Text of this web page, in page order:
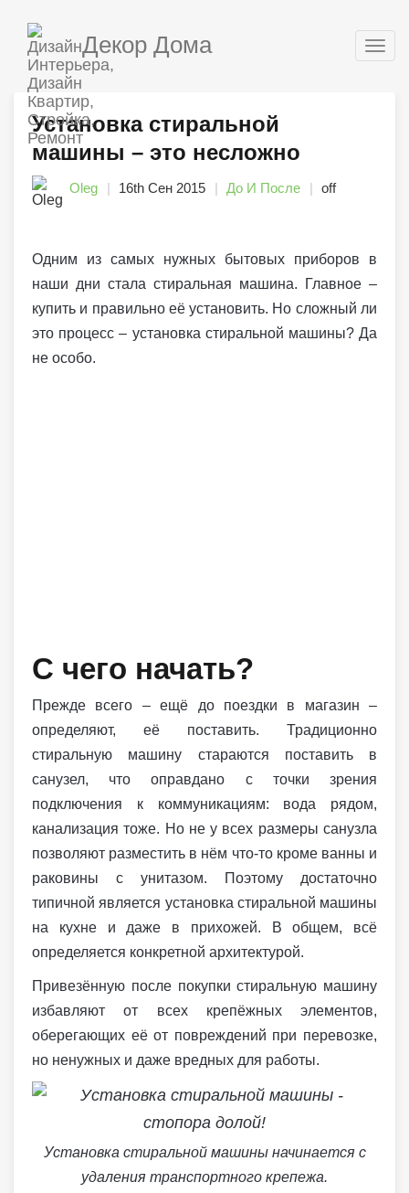
Декор Дома
Установка стиральной
машины – это несложно
Oleg 16th Сен 2015 До И После off
Одним из самых нужных бытовых приборов в
наши дни стала стиральная машина. Главное –
купить и правильно её установить. Но сложный ли
это процесс – установка стиральной машины? Да
не особо.
С чего начать?
Прежде всего – ещё до поездки в магазин –
определяют, её поставить. Традиционно
стиральную машину стараются поставить в
санузел, что оправдано с точки зрения
подключения к коммуникациям: вода рядом,
канализация тоже. Но не у всех размеры санузла
позволяют разместить в нём что-то кроме ванны и
раковины с унитазом. Поэтому достаточно
типичной является установка стиральной машины
на кухне и даже в прихожей. В общем, всё
определяется конкретной архитектурой.
Привезённую после покупки стиральную машину
избавляют от всех крепёжных элементов,
оберегающих её от повреждений при перевозке,
но ненужных и даже вредных для работы.
Установка стиральной машины начинается с
удаления транспортного крепежа.